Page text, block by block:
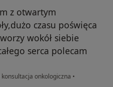
z otwartym
czasu poświęca
wokół siebie
serca polecam
konsultacja onkologiczna •